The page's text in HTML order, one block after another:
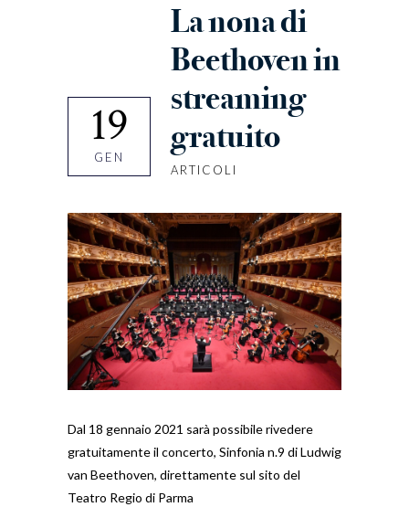
19
GEN
La nona di
Beethoven in
streaming
gratuito
ARTICOLI
Dal 18 gennaio 2021 sarà possibile rivedere
gratuitamente il concerto, Sinfonia n.9 di Ludwig
van Beethoven, direttamente sul sito del
Teatro Regio di Parma